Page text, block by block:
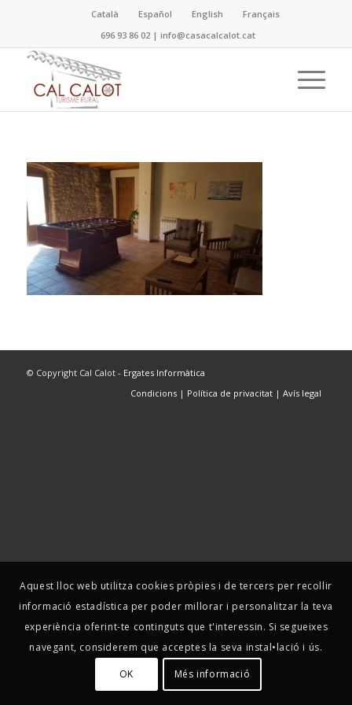
Català Español English
Français
696 93 86 02 |info@casacalcalot.cat
© Copyright Cal Calot - Ergates Informàtica
Condicions | Política de privacitat |Avís legal
Aquest lloc web utilitza cookies pròpies i de tercers per recollir
informació estadística per poder millorar i personalitzar la teva
experiència oferint-te continguts que t'interessin. Si segueixes
navegant, considerem que acceptes la seva instal•lació i ús.
OK Més informació